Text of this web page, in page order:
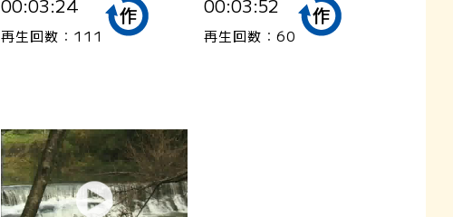
再生回数：111 再生回数：60